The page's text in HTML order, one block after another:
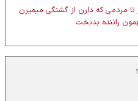
تا مردمی که دارن از گشنگی میمیرن
راننده بدبخت